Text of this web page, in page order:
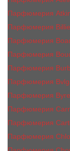
Парфюмерия
Парфюмерия
Парфюмерия
Парфюмерия
Парфюмерия
Парфюмерия
Парфюмерия
Парфюмерия
Парфюмерия
Парфюмерия